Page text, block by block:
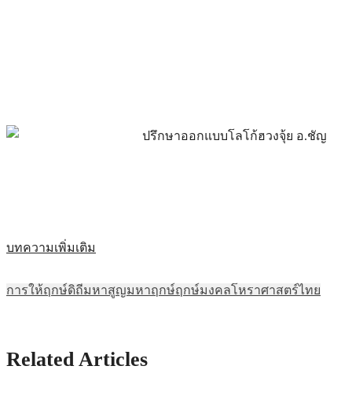
บทความเพิ่มเติม
การให้ฤกษ์ดิถีมหาสูญมหาฤกษ์ฤกษ์มงคลโหราศาสตร์ไทย
Related Articles